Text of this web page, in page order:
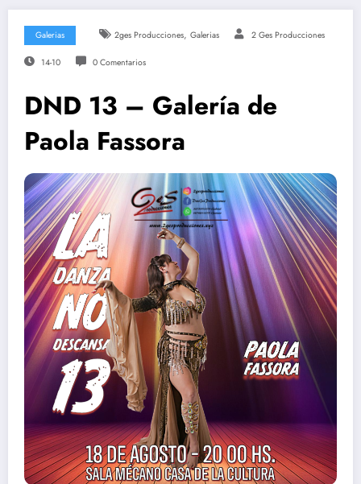
Galerias 2ges Producciones, Galerias 2 Ges Producciones
14-10 0 Comentarios
DND 13 – Galería de
Paola Fassora